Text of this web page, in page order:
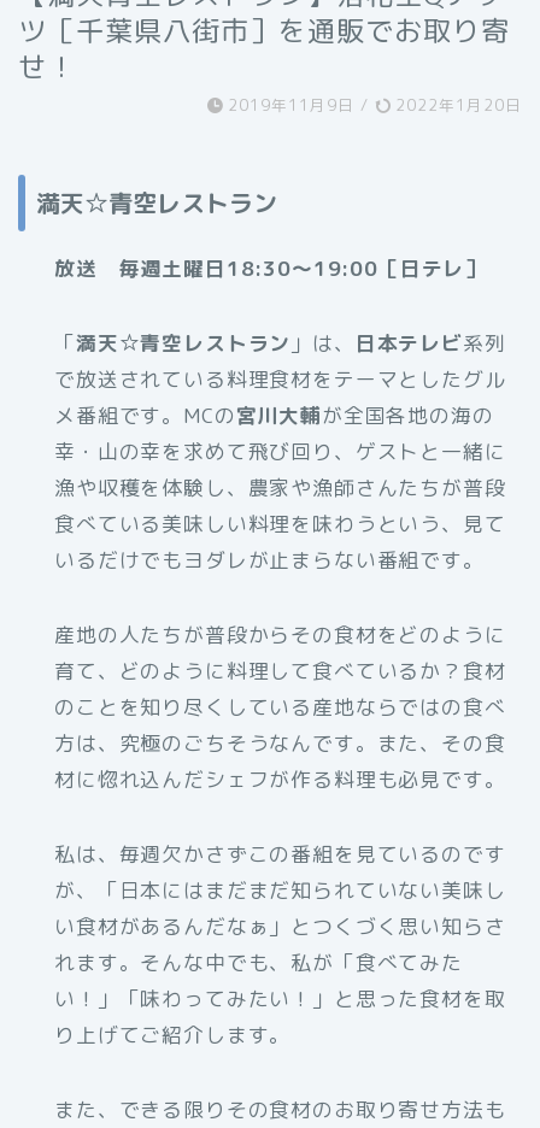
ツ［千葉県八街市］を通販でお取り寄
せ！
2019年11月9日 / 2022年1月20日
満天☆青空レストラン
放送 毎週土曜日18:30～19:00［日テレ］
「満天☆青空レストラン 」は、 日本テレビ系列
で放送されている料理食材をテーマとしたグル
メ番組です。MCの宮川大輔が全国各地の海の
幸・山の幸を求めて飛び回り、ゲストと一緒に
漁や収穫を体験し、農家や漁師さんたちが普段
食べている美味しい料理を味わうという、見て
いるだけでもヨダレが止まらない番組です。
産地の人たちが普段からその食材をどのように
育て、どのように料理して食べているか？食材
のことを知り尽くしている産地ならではの食べ
方は、究極のごちそうなんです。また、その食
材に惚れ込んだシェフが作る料理も必見です。
私は、毎週欠かさずこの番組を見ているのです
が、「日本にはまだまだ知られていない美味し
い食材があるんだなぁ」とつくづく思い知らさ
れます。そんな中でも、私が「食べてみた
い！」「味わってみたい！」と思った食材を取
り上げてご紹介します。
また、できる限りその食材のお取り寄せ方法も